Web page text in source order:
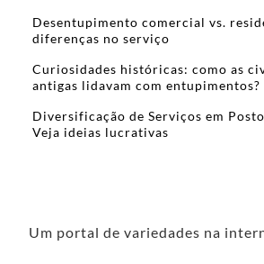
Desentupimento comercial vs.
diferenças no serviço
Curiosidades históricas: como as
antigas lidavam com entupimentos?
Diversificação de Serviços em
Veja ideias lucrativas
Um portal de variedades na